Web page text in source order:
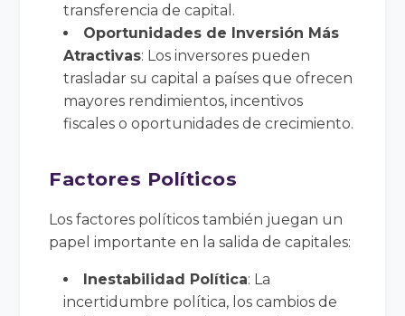
transferencia de capital.
Oportunidades de Inversión Más
Atractivas: Los inversores pueden
trasladar su capital a países que ofrecen
mayores rendimientos, incentivos
fiscales o oportunidades de crecimiento.
Factores Políticos
Los factores políticos también juegan un
papel importante en la salida de capitales:
Inestabilidad Política: La
incertidumbre política, los cambios de